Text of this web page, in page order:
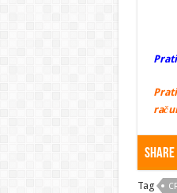
Share
Tag